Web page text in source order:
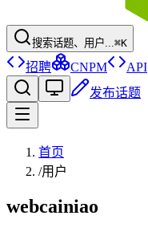
搜索话题、用户...⌘K
招聘 CNPM API
发布话题
首页
/用户
webcainiao